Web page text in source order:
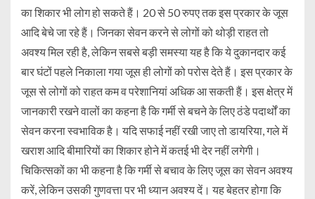
का शिकार भी लोग हो सकते हैं। 20 से 50 रुपए तक इस प्रकार के जूस
आदि बेचे जा रहे हैं। जिनका सेवन करने से लोगों को थोड़ी राहत तो
अवश्य मिल रही है, लेकिन सबसे बड़ी समस्या यह है कि ये दुकानदार कई
बार घंटों पहले निकाला गया जूस ही लोगों को परोस देते हैं। इस प्रकार के
जूस से लोगों को राहत कम व परेशानियां अधिक आ सकती हैं। इस क्षेत्र में
जानकारी रखने वालों का कहना है कि गर्मी से बचने के लिए ठंडे पदार्थों का
सेवन करना स्वभाविक है। यदि सफाई नहीं रखी जाए तो डायरिया, गले में
खराश आदि बीमारियों का शिकार होने में कतई भी देर नहीं लगेगी।
चिकित्सकों का भी कहना है कि गर्मी से बचाव के लिए जूस का सेवन अवश्य
करें, लेकिन उसकी गुणवत्ता पर भी ध्यान अवश्य दें। यह बेहतर होगा कि